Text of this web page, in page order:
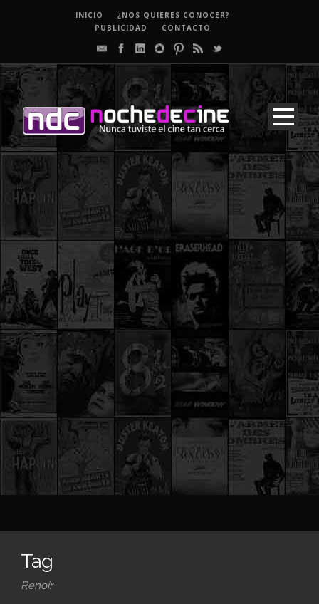
INICIO
¿NOS QUIERES CONOCER?
PUBLICIDAD
CONTACTO
Tag
Renoir